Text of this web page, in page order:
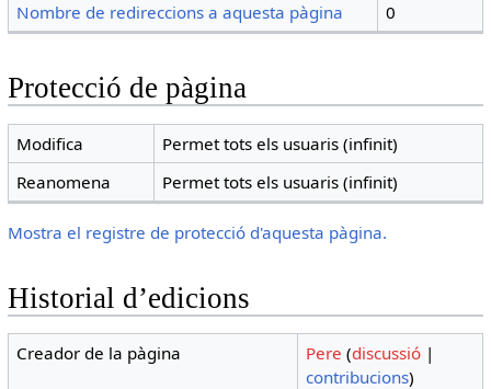
Nombre de redireccions a aquesta pàgina
0
Protecció de pàgina
Modifica
Permet tots els usuaris (infinit)
Reanomena
Permet tots els usuaris (infinit)
Mostra el registre de protecció d'aquesta pàgina.
Historial d’edicions
Creador de la pàgina Pere (discussió |
contribucions)